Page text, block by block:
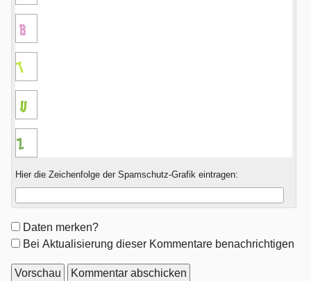
Hier die Zeichenfolge der Spamschutz-Grafik eintragen:
Formular-
Optionen
Daten merken?
Bei Aktualisierung dieser Kommentare benachrichtigen